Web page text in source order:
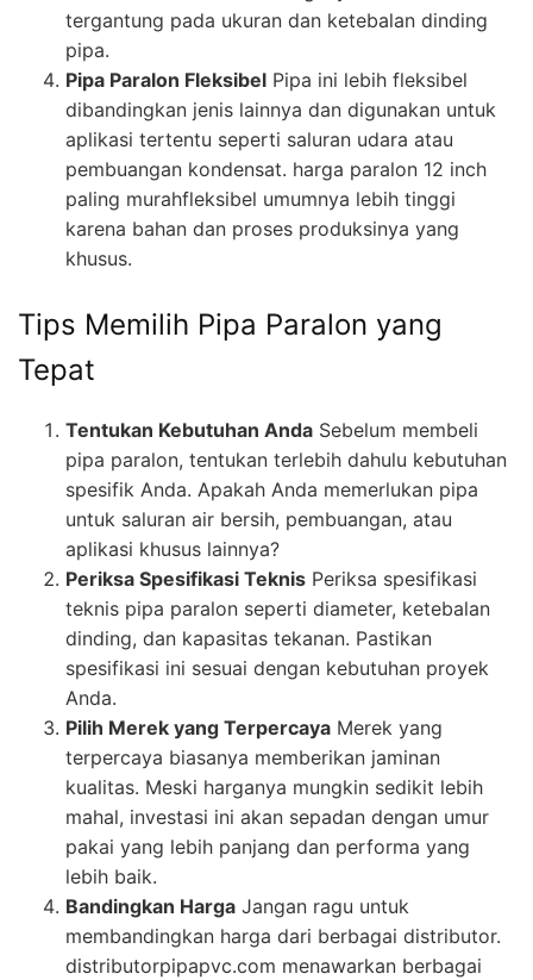
tergantung pada ukuran dan ketebalan dinding
pipa.
Pipa Paralon Fleksibel Pipa ini lebih fleksibel
dibandingkan jenis lainnya dan digunakan untuk
aplikasi tertentu seperti saluran udara atau
pembuangan kondensat. harga paralon 12 inch
paling murahfleksibel umumnya lebih tinggi
karena bahan dan proses produksinya yang
khusus.
Tips Memilih Pipa Paralon yang
Tepat
Tentukan Kebutuhan Anda Sebelum membeli
pipa paralon, tentukan terlebih dahulu kebutuhan
spesifik Anda. Apakah Anda memerlukan pipa
untuk saluran air bersih, pembuangan, atau
aplikasi khusus lainnya?
Periksa Spesifikasi Teknis Periksa spesifikasi
teknis pipa paralon seperti diameter, ketebalan
dinding, dan kapasitas tekanan. Pastikan
spesifikasi ini sesuai dengan kebutuhan proyek
Anda.
Pilih Merek yang Terpercaya Merek yang
terpercaya biasanya memberikan jaminan
kualitas. Meski harganya mungkin sedikit lebih
mahal, investasi ini akan sepadan dengan umur
pakai yang lebih panjang dan performa yang
lebih baik.
Bandingkan Harga Jangan ragu untuk
membandingkan harga dari berbagai distributor.
distributorpipapvc.com menawarkan berbagai